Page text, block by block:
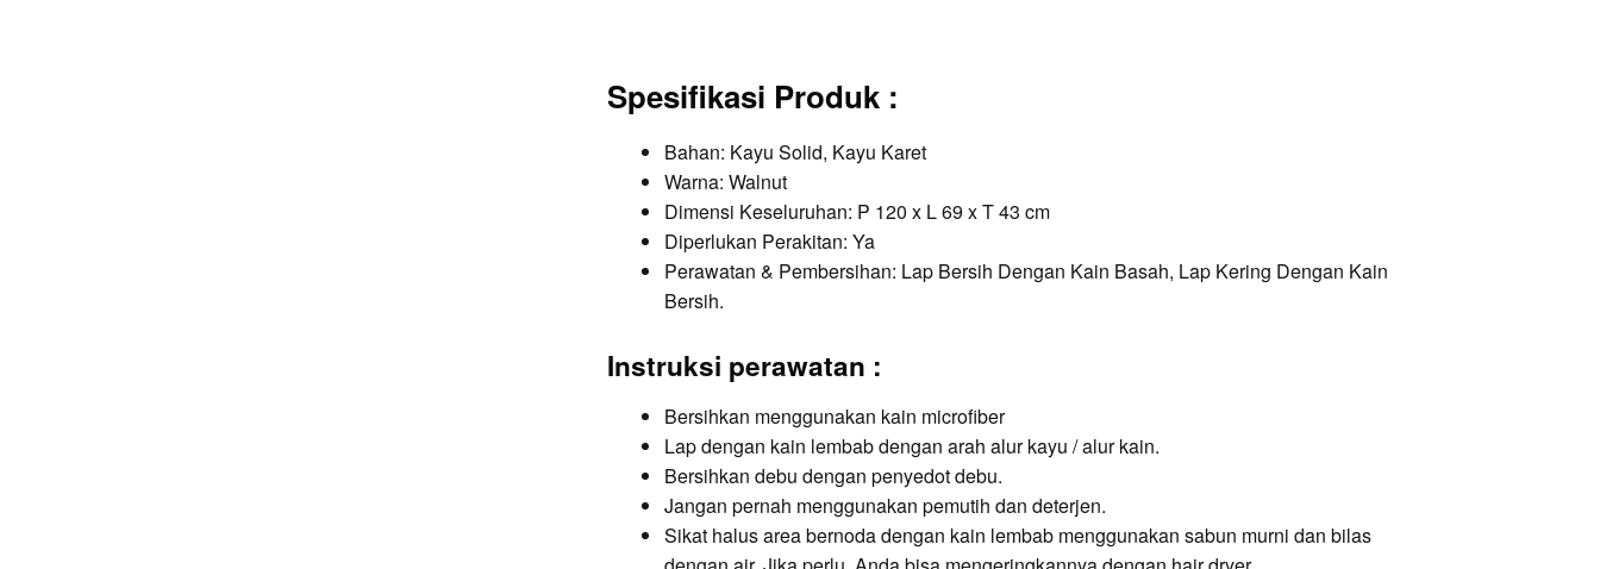
Spesifikasi Produk :
Bahan: Kayu Solid, Kayu Karet
Warna: Walnut
Dimensi Keseluruhan: P 120 x L 69 x T 43 cm
Diperlukan Perakitan: Ya
Perawatan & Pembersihan: Lap Bersih Dengan Kain Basah, Lap Kering Dengan Kain
Bersih.
Instruksi perawatan :
Bersihkan menggunakan kain microfiber
Lap dengan kain lembab dengan arah alur kayu / alur kain.
Bersihkan debu dengan penyedot debu.
Jangan pernah menggunakan pemutih dan deterjen.
Sikat halus area bernoda dengan kain lembab menggunakan sabun murni dan bilas